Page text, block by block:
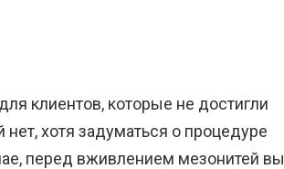
клиентов, которые не достигли
хотя задуматься о процедуре
перед вживлением мезонитей вы